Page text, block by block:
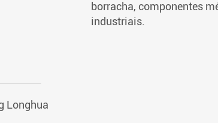
borracha, componentes
industriais.
Longhua